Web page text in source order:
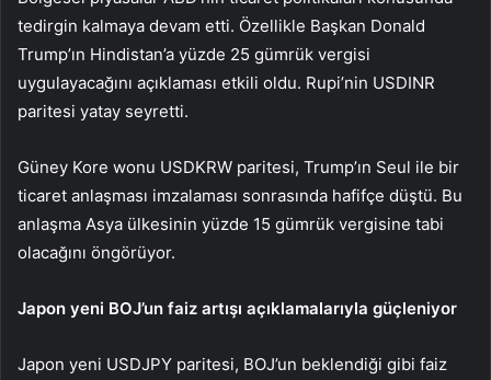
tedirgin kalmaya devam etti. Özellikle Başkan Donald
Trump’ın Hindistan’a yüzde 25 gümrük vergisi
uygulayacağını açıklaması etkili oldu. Rupi’nin USDINR
paritesi yatay seyretti.
Güney Kore wonu USDKRW paritesi, Trump’ın Seul ile bir
ticaret anlaşması imzalaması sonrasında hafifçe düştü. Bu
anlaşma Asya ülkesinin yüzde 15 gümrük vergisine tabi
olacağını öngörüyor.
Japon yeni BOJ’un faiz artışı açıklamalarıyla güçleniyor
Japon yeni USDJPY paritesi, BOJ’un beklendiği gibi faiz